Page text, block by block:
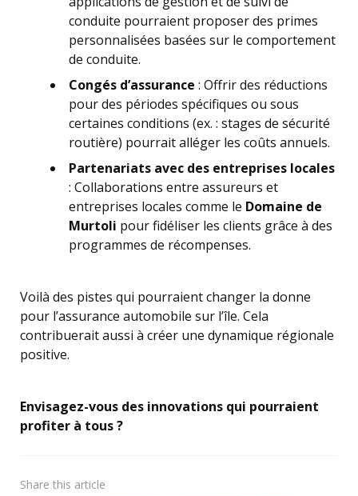
conduite pourraient proposer des primes
personnalisées basées sur le comportement
de conduite.
Congés d’assurance : Offrir des réductions
pour des périodes spécifiques ou sous
certaines conditions (ex. : stages de sécurité
routière) pourrait alléger les coûts annuels.
Partenariats avec des entreprises locales
: Collaborations entre assureurs et
entreprises locales comme le Domaine de
Murtoli pour fidéliser les clients grâce à des
programmes de récompenses.
Voilà des pistes qui pourraient changer la donne
pour l’assurance automobile sur l’île. Cela
contribuerait aussi à créer une dynamique régionale
positive.
Envisagez-vous des innovations qui pourraient
profiter à tous ?
Share this article